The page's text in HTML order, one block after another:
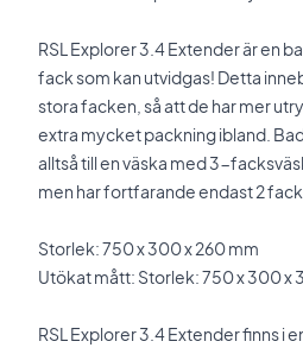
RSL Explorer 3.4 Extender är en
fack som kan utvidgas! Detta
stora facken, så att de har mer
extra mycket packning ibland.
alltså till en väska med 3-
men har fortfarande endast 2 fack
Storlek: 750 x 300 x 260 mm
Utökat mått: Storlek: 750 x 300 x
RSL Explorer 3.4 Extender finns i